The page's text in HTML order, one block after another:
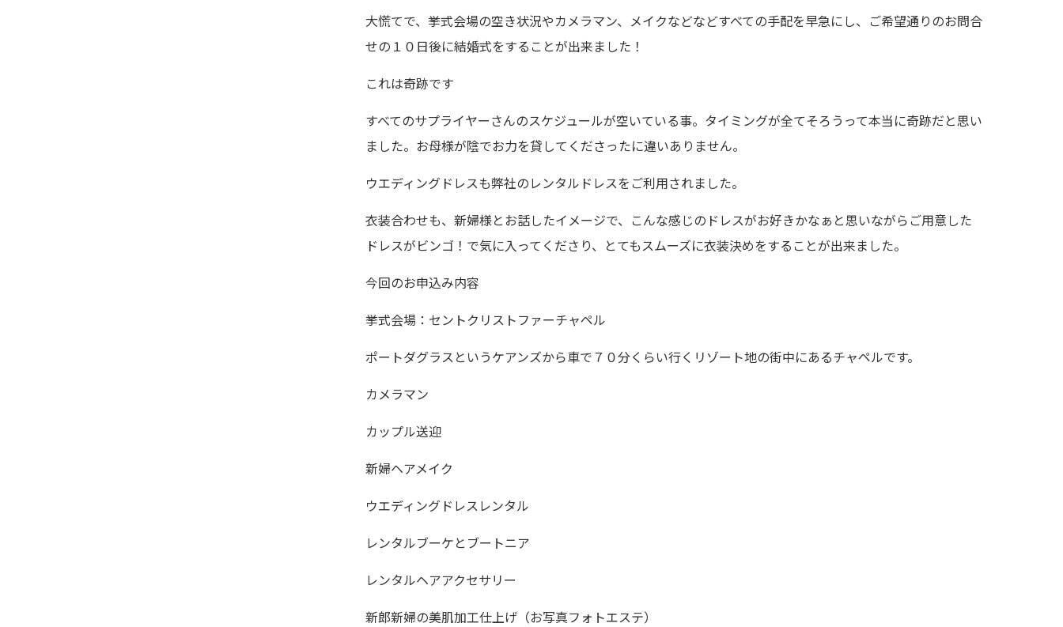
大慌てで、挙式会場の空き状況やカメラマン、メイクなどなどすべての手配を早急にし、ご希望通りのお問合
せの１０日後に結婚式をすることが出来ました！
これは奇跡です
すべてのサプライヤーさんのスケジュールが空いている事。タイミングが全てそろうって本当に奇跡だと思い
ました。お母様が陰でお力を貸してくださったに違いありません。
ウエディングドレスも弊社のレンタルドレスをご利用されました。
衣装合わせも、新婦様とお話したイメージで、こんな感じのドレスがお好きかなぁと思いながらご用意した
ドレスがビンゴ！で気に入ってくださり、とてもスムーズに衣装決めをすることが出来ました。
今回のお申込み内容
挙式会場：セントクリストファーチャペル
ポートダグラスというケアンズから車で７０分くらい行くリゾート地の街中にあるチャペルです。
カメラマン
カップル送迎
新婦ヘアメイク
ウエディングドレスレンタル
レンタルブーケとブートニア
レンタルヘアアクセサリー
新郎新婦の美肌加工仕上げ（お写真フォトエステ）